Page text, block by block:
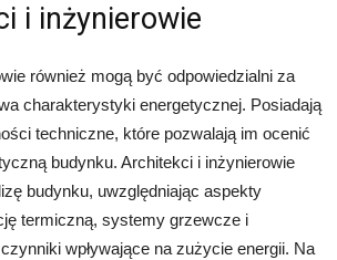
i inżynierowie
również mogą być odpowiedzialni za
charakterystyki energetycznej. Posiadają
techniczne, które pozwalają im ocenić
budynku. Architekci i inżynierowie
budynku, uwzględniając aspekty
termiczną, systemy grzewcze i
wpływające na zużycie energii. Na